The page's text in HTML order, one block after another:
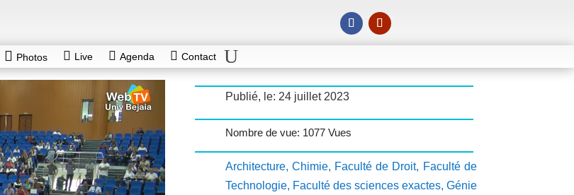
Photos Live Agenda Contact
Publié, le: 24 juillet 2023
Nombre de vue: 1077 Vues
Architecture, Chimie, Faculté de Droit, Faculté de
Technologie, Faculté des sciences exactes, Génie